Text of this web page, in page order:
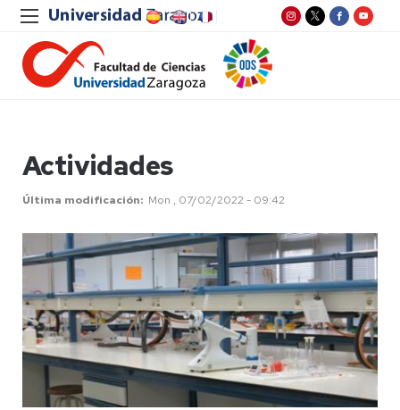
Actividades
Última modificación Mon , 07/02/2022 - 09:42